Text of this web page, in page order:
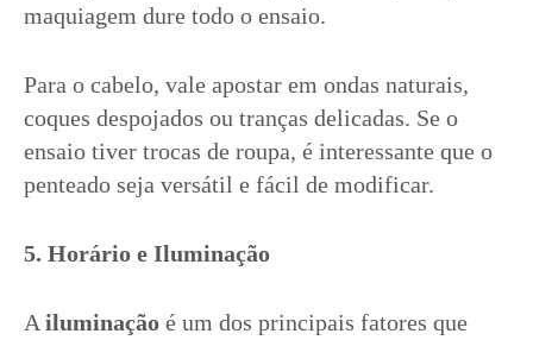
maquiagem dure todo o ensaio.
Para o cabelo, vale apostar em ondas naturais,
coques despojados ou tranças delicadas. Se o
ensaio tiver trocas de roupa, é interessante que o
penteado seja versátil e fácil de modificar.
5. Horário e Iluminação
A iluminação é um dos principais fatores que